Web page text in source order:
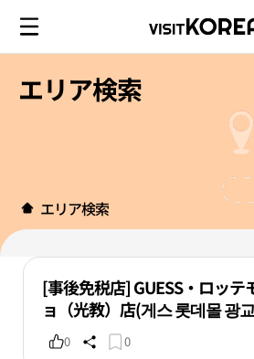
エリア検索
エリア検索
[事後免税店] GUESS・ロッテ
ョ（光教）店(게스 롯데몰 광
0 0